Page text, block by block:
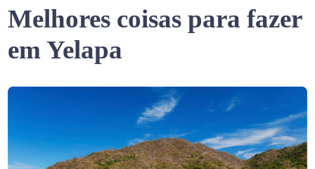
Melhores coisas para fazer
em Yelapa